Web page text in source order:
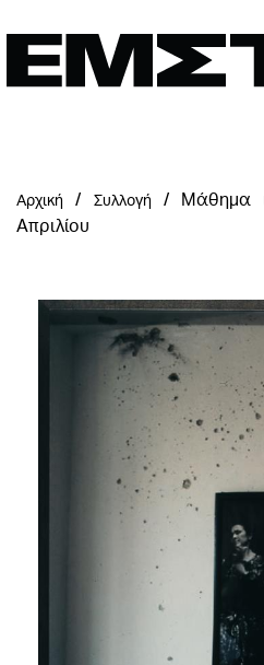
Αρχική / Συλλογή/ Μάθημα
Απριλίου